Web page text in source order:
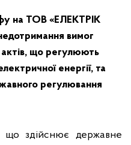
на ТОВ «ЕЛЕКТРІК
вимог
що регулюють
енергії, та
регулювання
що здійснює державне